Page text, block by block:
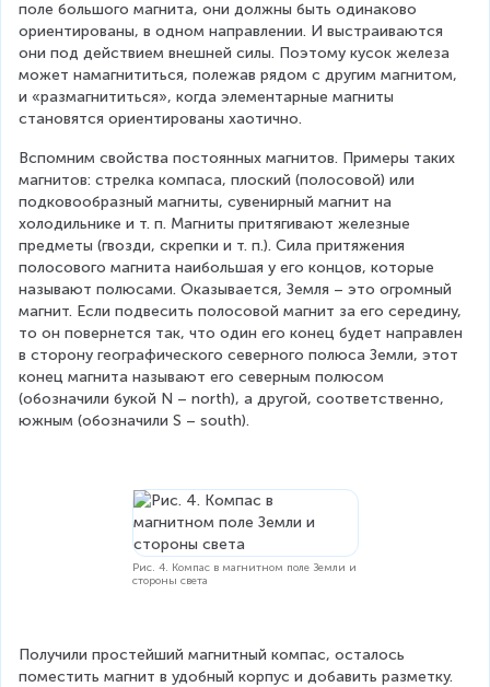
поле большого магнита, они должны быть одинаково
ориентированы, в одном направлении. И выстраиваются
они под действием внешней силы. Поэтому кусок железа
может намагнититься, полежав рядом с другим магнитом,
и «размагнититься», когда элементарные магниты
становятся ориентированы хаотично.
Вспомним свойства постоянных магнитов. Примеры таких
магнитов: стрелка компаса, плоский (полосовой) или
подковообразный магниты, сувенирный магнит на
холодильнике и т. п. Магниты притягивают железные
предметы (гвозди, скрепки и т. п.). Сила притяжения
полосового магнита наибольшая у его концов, которые
называют полюсами. Оказывается, Земля – это огромный
магнит. Если подвесить полосовой магнит за его середину,
то он повернется так, что один его конец будет направлен
в сторону географического северного полюса Земли, этот
конец магнита называют его северным полюсом
(обозначили букой N – north), а другой, соответственно,
южным (обозначили S – south).
Рис. 4. Компас в магнитном поле Земли и
стороны света
Получили простейший магнитный компас, осталось
поместить магнит в удобный корпус и добавить разметку.